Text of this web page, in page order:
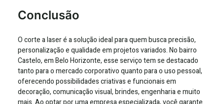
Conclusão
O corte a laser é a solução ideal para quem busca precisão,
personalização e qualidade em projetos variados. No bairro
Castelo, em Belo Horizonte, esse serviço tem se destacado
tanto para o mercado corporativo quanto para o uso pessoal,
oferecendo possibilidades criativas e funcionais em
decoração, comunicação visual, brindes, engenharia e muito